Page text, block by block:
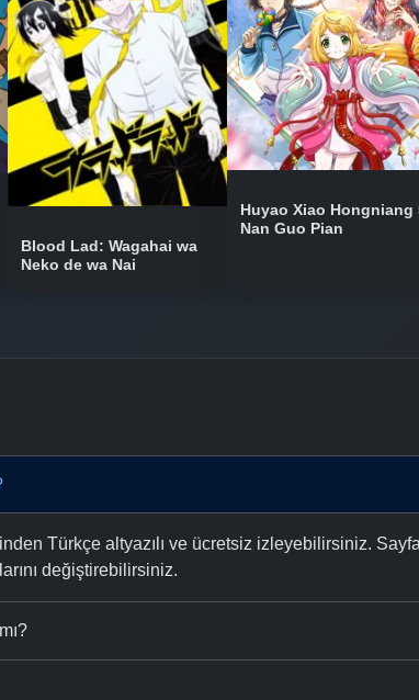
Blood Lad: Wagahai wa
Neko de wa Nai
Huyao Xiao Hongniang
Nan Guo Pian
Türkçe altyazılı ve ücretsiz izleyebilirsiniz.
değiştirebilirsiniz.